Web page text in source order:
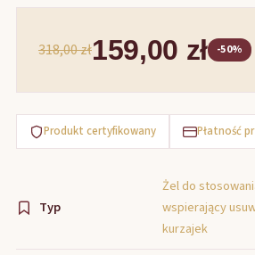
318,00 zł159,00 zł -50%
Produkt certyfikowany Płatność
Typ
Żel do
wspierający
kurzajek